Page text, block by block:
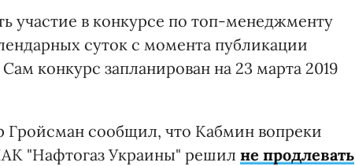
участие в конкурсе по топ-менеджменту
суток с момента публикации
конкурс запланирован на 23 марта 2019
сообщил, что Кабмин вопреки
"Нафтогаз Украины" решил не продлевать